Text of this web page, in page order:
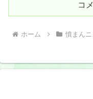
コ
ホーム 憤まんニ